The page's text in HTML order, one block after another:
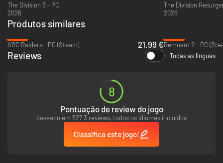
Clima dinâmico, ciclos de dia/noite e ambientes urbanos realistas criam
uma experiência envolvente de sobrevivência nas vizinhanças mais
icônicas da Manhattan pós-apocalíptica.
Solo ou Cooperativo
The Division 3 - PC
2026
The Division
2026
Produtos similares
ARC Raiders - PC (Steam)
21.99 €Remnant 2 - PC
Reviews Todas as línguas
8
Pontuação de review do jogo
baseado em 527 3 reviews, todos os idiomas incluídos
Classifica este jogo!